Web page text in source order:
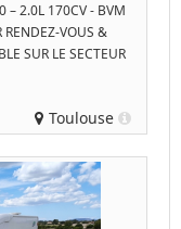
– 2.0L 170CV - BVM
VOUS &
SUR LE SECTEUR
Toulouse